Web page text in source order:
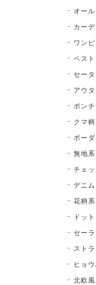
オー
カー
ワン
ベスト
セータ
アウ
ポンチ
クマ
ボー
無地系
チェ
デニム
花柄系
ドット
セー
スト
ヒョ
北欧風